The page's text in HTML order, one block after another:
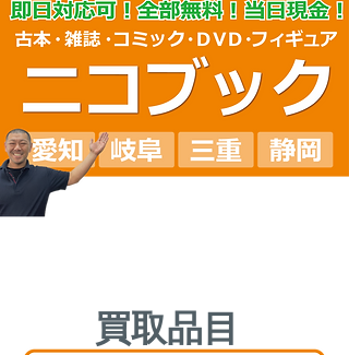
​名古屋市中区の古本即日出張買取
​買取品目